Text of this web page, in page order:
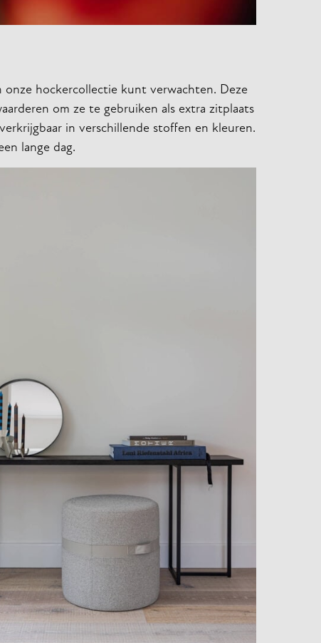
onze hockercollectie kunt verwachten. Deze
om ze te gebruiken als extra zitplaats
in verschillende stoffen en kleuren.
lange dag.